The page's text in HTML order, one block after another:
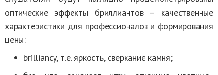
оптические эффекты бриллиантов – качественные
характеристики для профессионалов и формирования
цены:
brilliancy, т.е. яркость, сверкание камня;